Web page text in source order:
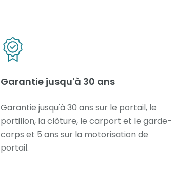
Garantie jusqu'à 30 ans
Garantie jusqu'à 30 ans sur le portail, le
portillon, la clôture, le carport et le garde-
corps et 5 ans sur la motorisation de
portail.